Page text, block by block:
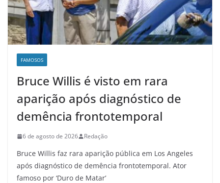
FAMOSOS
Bruce Willis é visto em rara
aparição após diagnóstico de
demência frontotemporal
6 de agosto de 2026 Redação
Bruce Willis faz rara aparição pública em Los Angeles
após diagnóstico de demência frontotemporal. Ator
famoso por ‘Duro de Matar’